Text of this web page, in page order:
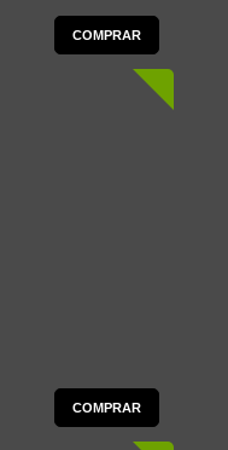
COMPRAR
COMPRAR